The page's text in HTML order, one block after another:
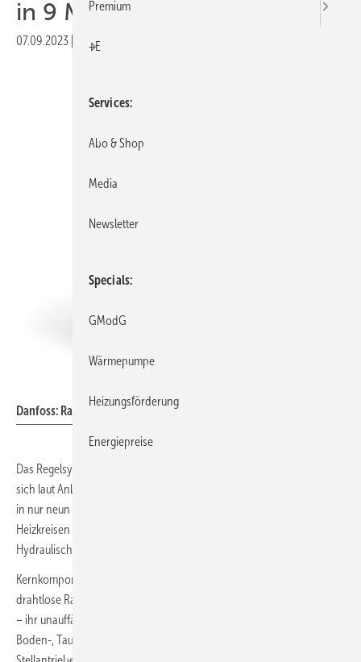
in 9 Minuten
07.09.2023 Veröffentlicht in
Danfoss: Raumthermostat mit aktiviertem Touchdisplay.
Das Regelsystem für Fußbodenheizungen
sich laut Anbieter mit einer App-basierten Schritt-für-Schritt-Anleitung
in nur neun Minuten in Betrieb nehmen. Bei Heizanlagen mit bis zu 20
Heizkreisen realisiert das System zudem einen automatischen
Hydraulischen Abgleich.
Kernkomponenten sind der Hauptregler sowie drahtgebundene und
drahtlose Raumthermostate im minimalistischen Lichtschalterdesign
– ihr unauffälliges Touchdisplay wird nur bei Berührung aktiviert.
Boden-, Taupunkt- und Oberflächentemperaturfühler sowie
Premium
+E
Services
Abo & Shop
Media
Newsletter
Specials
GModG
Wärmepumpe
Heizungsförderung
Energiepreise